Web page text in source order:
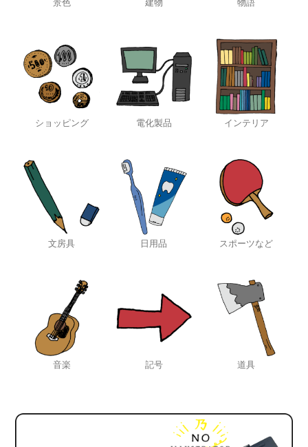
ショッピング 電化製品 インテリア
文房具 日用品 スポーツなど
音楽 記号 道具